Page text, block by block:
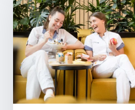
zonder
de
zorg
te
belasten
bij
St
Jansdal